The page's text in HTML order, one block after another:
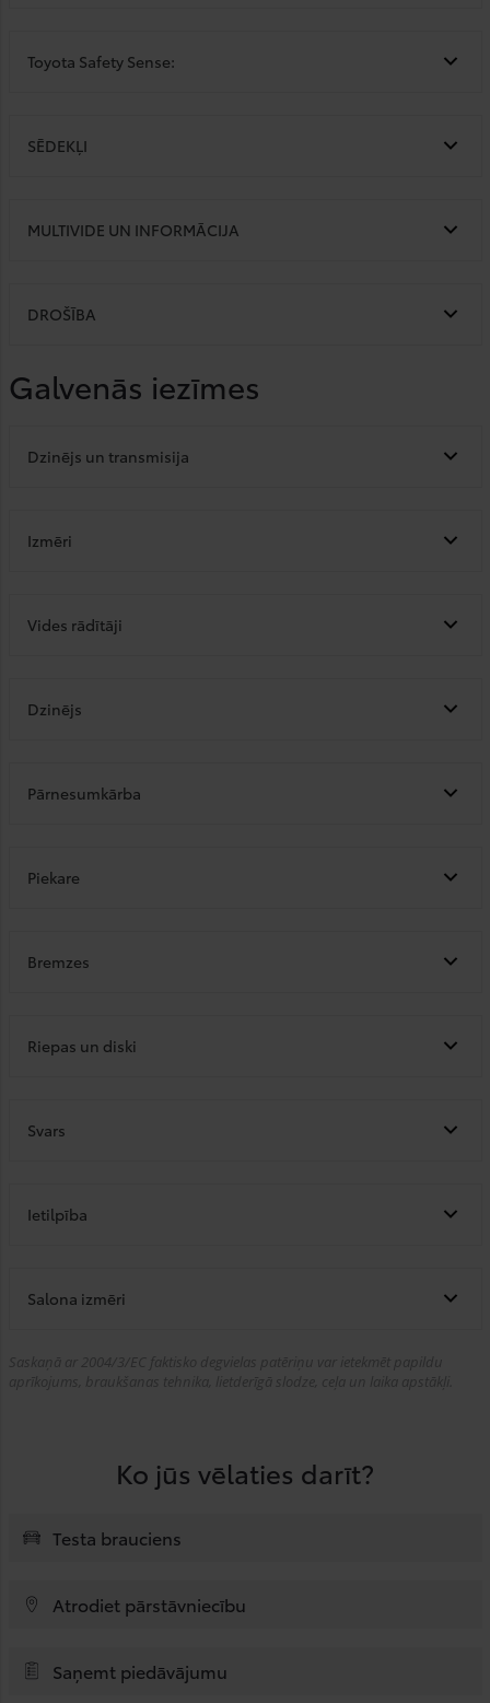
Toyota Safety Sense:
SĒDEKĻI
MULTIVIDE UN INFORMĀCIJA
DROŠĪBA
Galvenās iezīmes
Dzinējs un transmisija
Izmēri
Vides rādītāji
Dzinējs
Pārnesumkārba
Piekare
Bremzes
Riepas un diski
Svars
Ietilpība
Salona izmēri
Saskaņā ar 2004/3/EC faktisko degvielas patēriņu var ietekmēt papildu
aprīkojums, braukšanas tehnika, lietderīgā slodze, ceļa un laika apstākļi.
Ko jūs vēlaties darīt?
Testa brauciens
Atrodiet pārstāvniecību
Saņemt piedāvājumu